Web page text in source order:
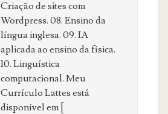
Criação de sites com
Wordpress. 08. Ensino da
língua inglesa. 09. IA
aplicada ao ensino da física.
10. Linguística
computacional. Meu
Currículo Lattes está
disponível em [